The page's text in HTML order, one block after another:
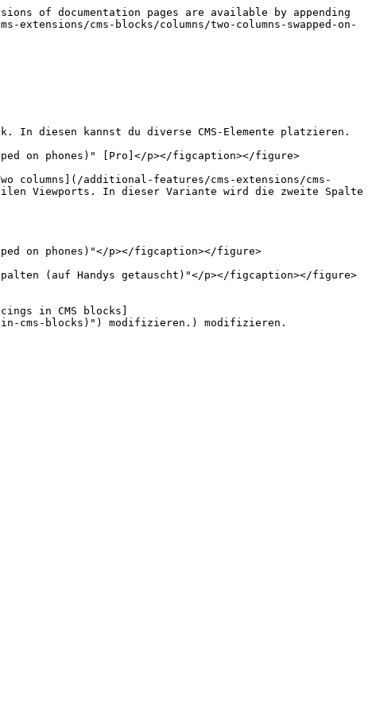
of documentation pages are available by appending
cms-blocks/columns/two-columns-swapped-on-
In diesen kannst du diverse CMS-Elemente platzieren.
on phones)" [Pro]</p></figcaption></figure>
columns](/additional-features/cms-extensions/cms-
Viewports. In dieser Variante wird die zweite Spalte
on phones)"</p></figcaption></figure>
(auf Handys getauscht)"</p></figcaption></figure>
in CMS blocks]
in-cms-blocks)") modifizieren.) modifizieren.